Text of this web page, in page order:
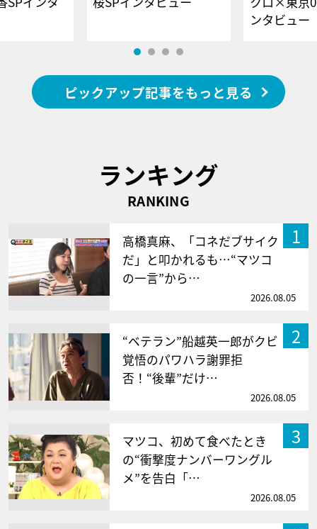
ンタビュー
ピックアップ記事をもっと見る
ランキング
RANKING
1
高橋真麻、「コネだブサイク
だ」と叩かれるも…“マツコ
の一言”から…
2026.08.05
2
“ベテラン”船越英一郎がクビ
覚悟のパワハラ謝罪拒
否！“後輩”だけ…
2026.08.05
3
マツコ、初めて食べたとき
の“衝撃度ナンバーワングル
メ”を告白「…
2026.08.05